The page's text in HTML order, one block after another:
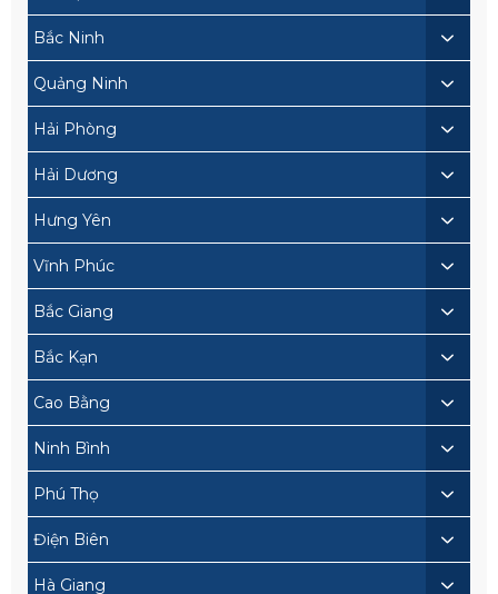
Bắc Ninh
Quảng Ninh
Hải Phòng
Hải Dương
Hưng Yên
Vĩnh Phúc
Bắc Giang
Bắc Kạn
Cao Bằng
Ninh Bình
Phú Thọ
Điện Biên
Hà Giang